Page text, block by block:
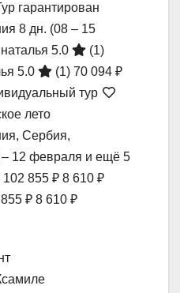
гарантирован
8 дн. (08 – 15
наталья 5.0
(1)
5.0 (1) 70 094 ₽
тур
лето
Сербия,
– 12 февраля и ещё 5
102 855 ₽ 8 610 ₽
₽ 8 610 ₽